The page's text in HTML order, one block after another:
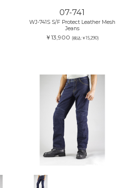
07-741
WJ-741S S/F Protect Leather Mesh
Jeans
￥13,900 (税込:￥15,290)